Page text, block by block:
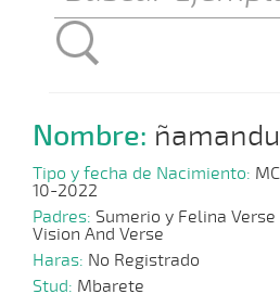
Nombre: ñamandu
Tipo y fecha de Nacimiento:
10-2022
Padres: Sumerio y Felina
Vision And Verse
Haras: No Registrado
Stud: Mbarete